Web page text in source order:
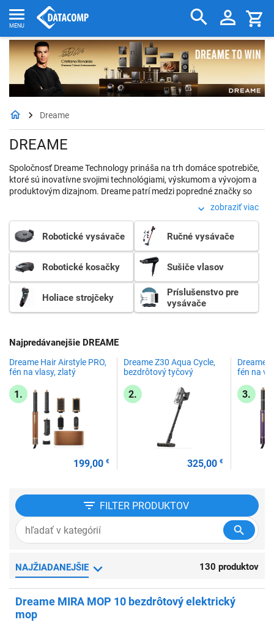
Dreame
DREAME
Spoločnosť Dreame Technology prináša na trh domáce spotrebiče,
ktoré sú inovatívne svojimi technológiami, výskumom a vývojom a
produktovým dizajnom. Dreame patrí medzi popredné značky so
svojimi produktovými radmi smart home riešení: bezdrôtové tyčové
vysávanie, fény a žehličky na vlasy. Vyberte si produkty Dreame a
urobte z vášho domova oázu čistoty a pohodlia.
zobraziť viac
Robotické vysávače Ručné vysávače
Robotické kosačky Sušiče vlasov
Holiace strojčeky
Príslušenstvo pre
vysávače
Najpredávanejšie DREAME
1.
Dreame Hair Airstyle PRO,
fén na vlasy, zlatý
199,00 €
2.
Dreame Z30 Aqua Cycle,
bezdrôtový tyčový
325,00€
3.
Dreame
fén na
FILTER PRODUKTOV
NAJŽIADANEJŠIE 130 produktov
Dreame MIRA MOP 10 bezdrôtový elektrický
mop